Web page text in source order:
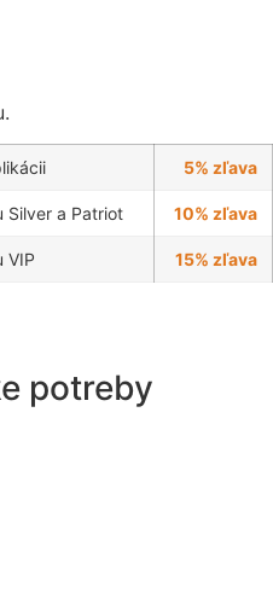
5% zľava
Silver a Patriot 10% zľava
VIP 15% zľava
potreby